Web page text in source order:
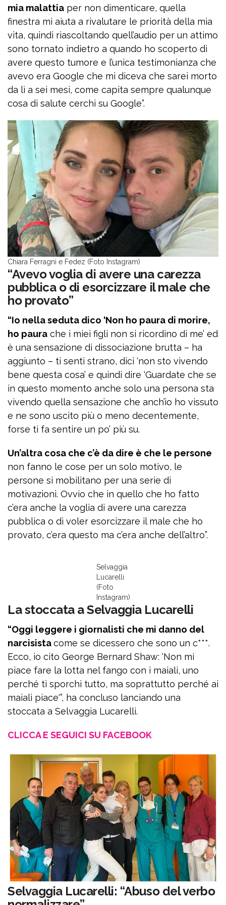
mia malattia per non dimenticare, quella
finestra mi aiuta a rivalutare le priorità della mia
vita, quindi riascoltando quell’audio per un attimo
sono tornato indietro a quando ho scoperto di
avere questo tumore e l’unica testimonianza che
avevo era Google che mi diceva che sarei morto
da lì a sei mesi, come capita sempre qualunque
cosa di salute cerchi su Google”.
Chiara Ferragni e Fedez (Foto Instagram)
“Avevo voglia di avere una carezza
pubblica o di esorcizzare il male che
ho provato”
“Io nella seduta dico ‘Non ho paura di morire,
ho paura che i miei figli non si ricordino di me’ ed
è una sensazione di dissociazione brutta – ha
aggiunto – ti senti strano, dici ‘non sto vivendo
bene questa cosa’ e quindi dire ‘Guardate che se
in questo momento anche solo una persona sta
vivendo quella sensazione che anch’io ho vissuto
e ne sono uscito più o meno decentemente,
forse ti fa sentire un po’ più su.
Un’altra cosa che c’è da dire è che le persone
non fanno le cose per un solo motivo, le
persone si mobilitano per una serie di
motivazioni. Ovvio che in quello che ho fatto
c’era anche la voglia di avere una carezza
pubblica o di voler esorcizzare il male che ho
provato, c’era questo ma c’era anche dell’altro”.
Selvaggia
Lucarelli
(Foto
Instagram)
La stoccata a Selvaggia Lucarelli
“Oggi leggere i giornalisti che mi danno del
narcisistacome se dicessero che sono un c***.
Ecco, io cito George Bernard Shaw: ‘Non mi
piace fare la lotta nel fango con i maiali, uno
perché ti sporchi tutto, ma soprattutto perché ai
maiali piace'”, ha concluso lanciando una
stoccata a Selvaggia Lucarelli.
CLICCA E SEGUICI SU FACEBOOK
Selvaggia Lucarelli: “Abuso del verbo